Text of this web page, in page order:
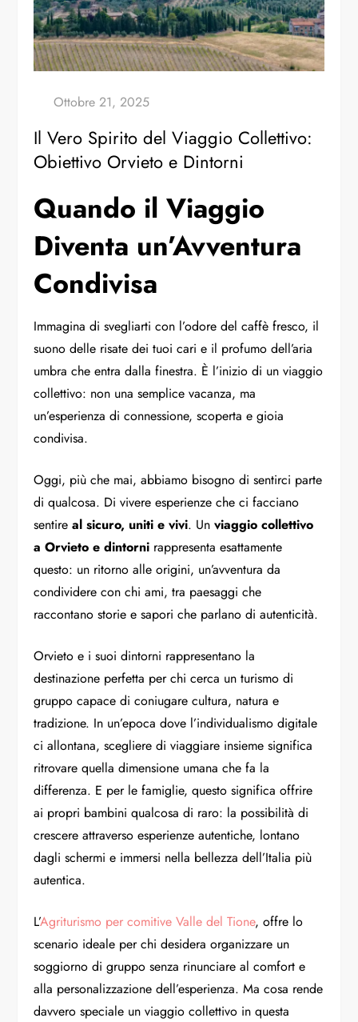
Il Vero Spirito del Viaggio Collettivo:
Obiettivo Orvieto e Dintorni
Quando il Viaggio
Diventa un’Avventura
Condivisa
Immagina di svegliarti con l’odore del caffè fresco, il
suono delle risate dei tuoi cari e il profumo dell’aria
umbra che entra dalla finestra. È l’inizio di un viaggio
collettivo: non una semplice vacanza, ma
un’esperienza di connessione, scoperta e gioia
condivisa.
Oggi, più che mai, abbiamo bisogno di sentirci parte
di qualcosa. Di vivere esperienze che ci facciano
sentireal sicuro, uniti e vivi. Unviaggio collettivo
a Orvieto e dintorni rappresenta esattamente
questo: un ritorno alle origini, un’avventura da
condividere con chi ami, tra paesaggi che
raccontano storie e sapori che parlano di autenticità.
Orvieto e i suoi dintorni rappresentano la
destinazione perfetta per chi cerca un turismo di
gruppo capace di coniugare cultura, natura e
tradizione. In un’epoca dove l’individualismo digitale
ci allontana, scegliere di viaggiare insieme significa
ritrovare quella dimensione umana che fa la
differenza. E per le famiglie, questo significa offrire
ai propri bambini qualcosa di raro: la possibilità di
crescere attraverso esperienze autentiche, lontano
dagli schermi e immersi nella bellezza dell’Italia più
autentica.
L’Agriturismo per comitive Valle del Tione, offre lo
scenario ideale per chi desidera organizzare un
soggiorno di gruppo senza rinunciare al comfort e
alla personalizzazione dell’esperienza. Ma cosa rende
davvero speciale un viaggio collettivo in questa